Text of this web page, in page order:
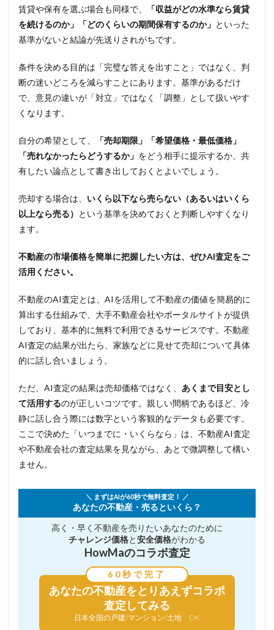
賃貸や保有を選ぶ場合も同様で、
「収益がどの水準なら賃貸
を続けるのか」「どのくらいの期間保有するのか」 といった
基準がないと結論が先送りされがちです。
条件を決める目的は「完璧な答えを出すこと」ではなく、判
断の迷いどころを減らすことにあります。基準があるだけ
で、意見の違いが「対立」ではなく「調整」として扱いやす
くなります。
自分の希望として、
「売却期限」「希望価格・最低価格」
「売れなかったらどうするか」 をどう相手に提示するか、共
有したい論点として書き出しておくとよいでしょう。
売却する場合は、 いくら以下なら売らない（あるいはいくら
以上なら売る） という基準を決めておくと判断しやすくなり
ます。
不動産の市場価格を簡単に把握したい方は、ぜひAI査定をご
活用ください。
不動産のAI査定とは、AIを活用して不動産の価値を簡易的に
算出する仕組みで、大手不動産会社やポータルサイトが提供
しており、基本的に無料で利用できるサービスです。不動産
AI査定の結果が出たら、家族などに見せて売却について具体
的に話し合いましょう。
ただ、AI査定の結果は売却価格ではなく、 あくまで目安とし
て活用するのが正しいコツです。親しい間柄であるほど、冷
静に話し合う際には数字という客観的なデータも必要です。
ここで決めた「いつまでに・いくらなら」は、不動産AI査定
や不動産会社の査定結果を見ながら、あとで微調整して構い
ません。
＼ まずはAIが60秒で無料査定！ ／
あなたの不動産・売るといくら？
高く・早く不動産を売りたいあなたのために
チャレンジ価格と安全価格がわかる
HowMaのコラボ査定
60秒で完了
あなたの不動産をとりあえずコラボ
査定してみる
日本全国の戸建/マンション/土地 OK